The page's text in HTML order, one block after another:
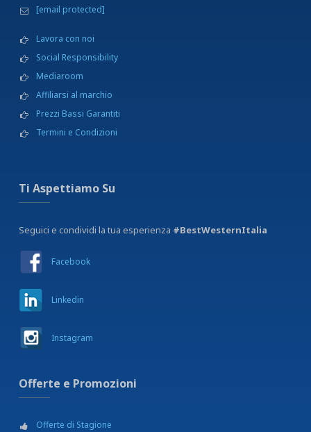
[email protected]
Lavora con noi
Social Responsibility
Mediaroom
Affiliarsi al marchio
Prezzi Bassi Garantiti
Termini e Condizioni
Ti Aspettiamo Su
Seguici e condividi la tua esperienza #BestWesternItalia
Facebook
Linkedin
Instagram
Offerte e Promozioni
Offerte di Stagione